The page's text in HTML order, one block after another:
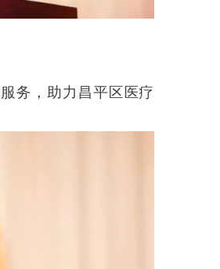
务，助力昌平区医疗